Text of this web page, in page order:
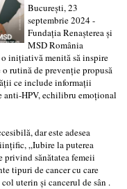
București, 23
septembrie 2024 -
Fundația Renașterea și
MSD România
inițiativă menită să inspire
rutină de prevenție propusă
ce include informații
anti-HPV, echilibru emoțional
dar este adesea
„Iubire la puterea
privind sănătatea femeii
tipuri de cancer cu care
uterin și cancerul de sân .